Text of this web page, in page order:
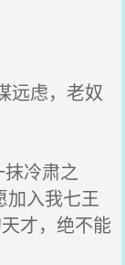
远虑，老奴
冷肃之
加入我七王
才，绝不能